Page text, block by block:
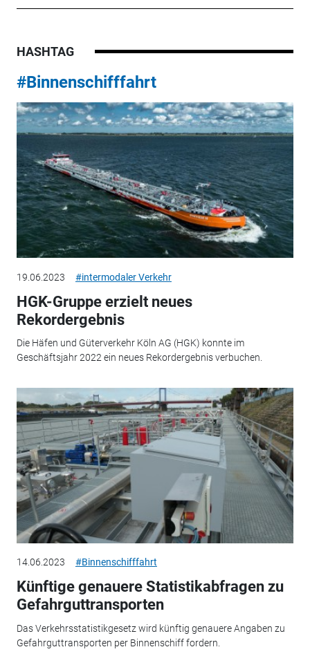
HASHTAG
#Binnenschifffahrt
19.06.2023 #intermodaler Verkehr
HGK-Gruppe erzielt neues
Rekordergebnis
Die Häfen und Güterverkehr Köln AG (HGK) konnte im
Geschäftsjahr 2022 ein neues Rekordergebnis verbuchen.
14.06.2023 #Binnenschifffahrt
Künftige genauere Statistikabfragen zu
Gefahrguttransporten
Das Verkehrsstatistikgesetz wird künftig genauere Angaben zu
Gefahrguttransporten per Binnenschiff fordern.